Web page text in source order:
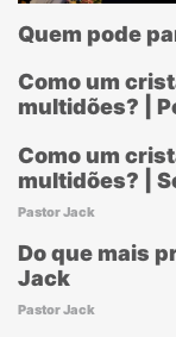
Quem pode
Como um
multidões? |
Como um
multidões? |
Pastor Jack
Do que mais
Jack
Pastor Jack